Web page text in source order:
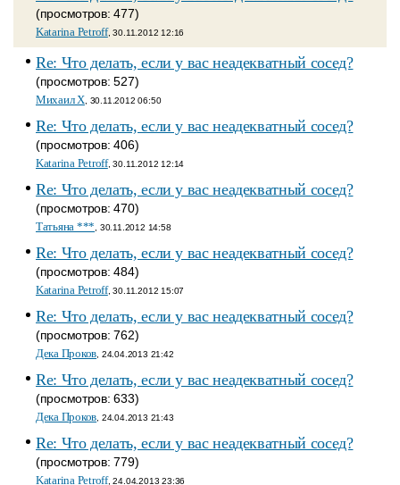
(просмотров: 477)
Katarina Petroff, 30.11.2012 12:16
Re: Что делать, если у вас неадекватный сосед?
(просмотров: 527)
Михаил Х , 30.11.2012 06:50
Re: Что делать, если у вас неадекватный сосед?
(просмотров: 406)
Katarina Petroff, 30.11.2012 12:14
Re: Что делать, если у вас неадекватный сосед?
(просмотров: 470)
Татьяна *** , 30.11.2012 14:58
Re: Что делать, если у вас неадекватный сосед?
(просмотров: 484)
Katarina Petroff, 30.11.2012 15:07
Re: Что делать, если у вас неадекватный сосед?
(просмотров: 762)
Дека Проков , 24.04.2013 21:42
Re: Что делать, если у вас неадекватный сосед?
(просмотров: 633)
Дека Проков , 24.04.2013 21:43
Re: Что делать, если у вас неадекватный сосед?
(просмотров: 779)
Katarina Petroff, 24.04.2013 23:36